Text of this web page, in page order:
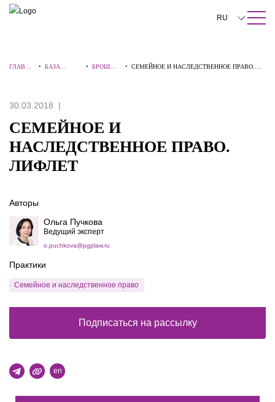
ПОИСК ПО САЙТУ Закрыть
RU
中文
ГЛАВНА
•БАЗА
•БРОШЮР
•СЕМЕЙНОЕ И НАСЛЕДСТВЕННОЕ ПРАВО.
30.03.2018
СЕМЕЙНОЕ И
НАСЛЕДСТВЕННОЕ ПРАВО.
ЛИФЛЕТ
en
Авторы
Ольга Пучкова
Ведущий эксперт
o.puchkova@pgplaw.ru
Практики
Семейное и наследственное право
Подписаться на рассылку